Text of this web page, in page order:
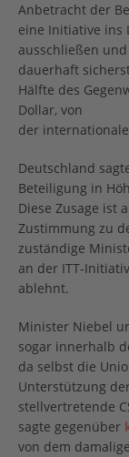
Anbetracht der
eine Initiative ins
ausschließen
dauerhaft
Hälfte des
Dollar, von
der
Deutschland
Beteiligung in
Diese Zusage ist
Zustimmung zu
zuständige
an der ITT-
ablehnt.
Minister Niebel
sogar innerhalb
da selbst die
Unterstützung
stellvertretende
sagte gegenüber
von dem